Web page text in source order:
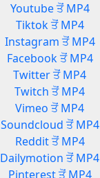
Youtube ਤੋਂ MP4
Tiktok ਤੋਂ MP4
Instagram ਤੋਂ MP4
Facebook ਤੋਂ MP4
Twitter ਤੋਂ MP4
Twitch ਤੋਂ MP4
Vimeo ਤੋਂ MP4
Soundcloud ਤੋਂ MP4
Reddit ਤੋਂ MP4
Dailymotion ਤੋਂ MP4
Pinterest ਤੋਂ MP4